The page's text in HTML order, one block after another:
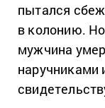
пытался
в колонию.
мужчина
наручниками